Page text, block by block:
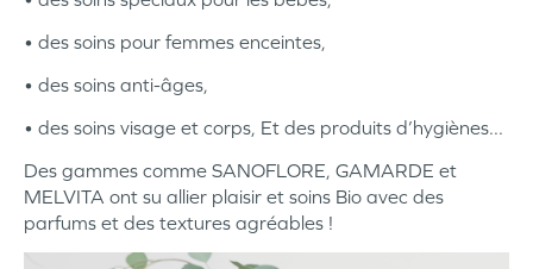
• des soins pour femmes enceintes,
• des soins anti-âges,
• des soins visage et corps, Et des produits d’hygiènes...
Des gammes comme SANOFLORE, GAMARDE et
MELVITA ont su allier plaisir et soins Bio avec des
parfums et des textures agréables !